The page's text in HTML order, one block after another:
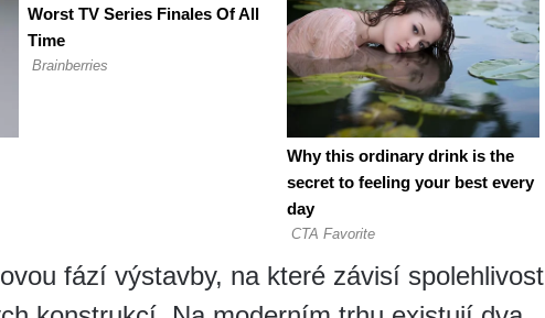
fází výstavby, na které závisí spolehlivost